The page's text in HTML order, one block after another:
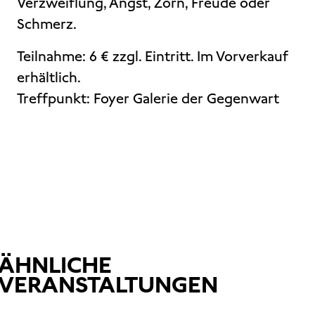
Schmerz.
Teilnahme: 6 € zzgl. Eintritt. Im Vorverkauf
erhältlich.
Treffpunkt: Foyer Galerie der Gegenwart